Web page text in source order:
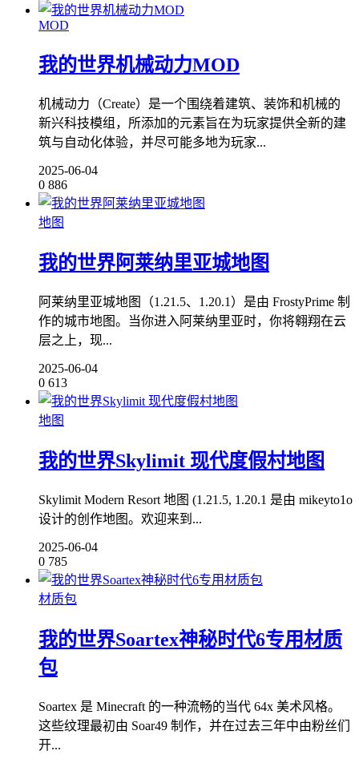
MOD
我的世界机械动力MOD
机械动力（Create）是一个围绕着建筑、装饰和机械的
新兴科技模组，所添加的元素旨在为玩家提供全新的建
筑与自动化体验，并尽可能多地为玩家...
2025-06-04
0 886
地图
我的世界阿莱纳里亚城地图
阿莱纳里亚城地图（1.21.5、1.20.1）是由 FrostyPrime 制
作的城市地图。当你进入阿莱纳里亚时，你将翱翔在云
层之上，现...
2025-06-04
0 613
地图
我的世界Skylimit 现代度假村地图
Skylimit Modern Resort 地图 (1.21.5, 1.20.1 是由 mikeyto1o
设计的创作地图。欢迎来到...
2025-06-04
0 785
材质包
我的世界Soartex神秘时代6专用材质
包
Soartex 是 Minecraft 的一种流畅的当代 64x 美术风格。
这些纹理最初由 Soar49 制作，并在过去三年中由粉丝们
开...